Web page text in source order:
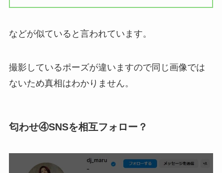
などが似ていると言われています。
撮影しているポーズが違いますので同じ画像では
ないため真相はわかりません。
匂わせ④SNSを相互フォロー？